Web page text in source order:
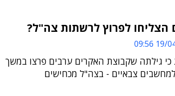
לפרוץ לרשתות צה"ל?
19/04/
כי גילתה שקבוצת האקרים ערבים פרצו במשך
צבאיים - בצה"ל מכחישים